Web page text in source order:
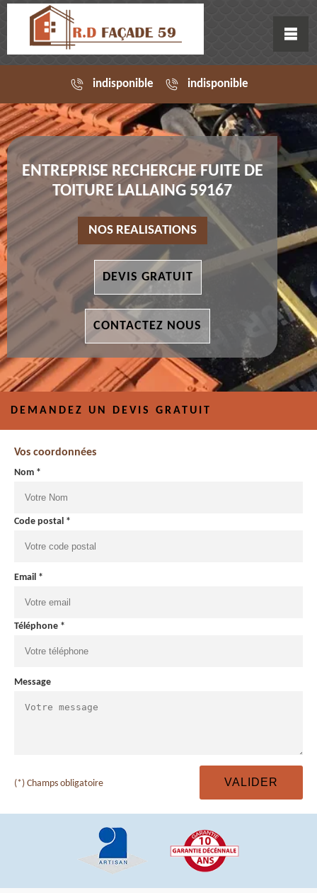
indisponible indisponible
ENTREPRISE RECHERCHE FUITE DE
TOITURE LALLAING 59167
NOS REALISATIONS
DEVIS GRATUIT
CONTACTEZ NOUS
DEMANDEZ UN DEVIS GRATUIT
Vos coordonnées
Nom *
Code postal *
Email *
Téléphone *
Message
(*) Champs obligatoire